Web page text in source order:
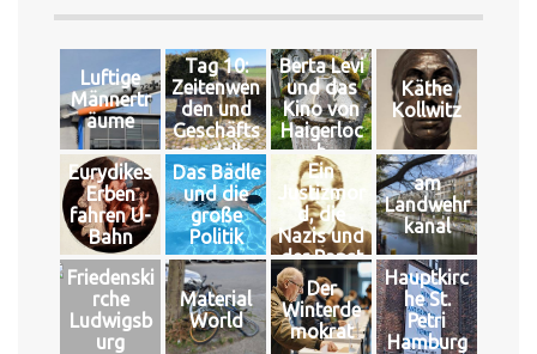
Luftige
Männertr
äume
Tag 10:
Zeitenwen
den und
Geschäfts
modelle
Berta Levi
und das
Kino von
Haigerloc
h
Käthe
Kollwitz
Eurydikes
Erben
fahren U-
Bahn
Das Bädle
und die
große
Politik
Ein
Justizmor
d, die
Nazis und
der Papst
am
Landwehr
kanal
Friedenski
rche
Ludwigsb
urg
Material
World
Der
Winterde
mokrat
Hauptkirc
he St.
Petri
Hamburg